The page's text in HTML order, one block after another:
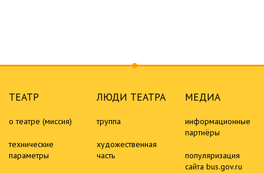
ТЕАТР
о театре (миссия)
технические
параметры
ЛЮДИ ТЕАТРА
труппа
художественная
часть
МЕДИА
информационные
партнёры
популяризация
сайта bus.gov.ru